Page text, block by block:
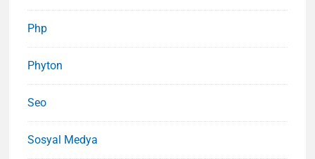
Php
Phyton
Seo
Sosyal Medya